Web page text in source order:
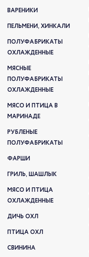
ВАРЕНИКИ
ПЕЛЬМЕНИ, ХИНКАЛИ
ПОЛУФАБРИКАТЫ
ОХЛАЖДЕННЫЕ
МЯСНЫЕ
ПОЛУФАБРИКАТЫ
ОХЛАЖДЕННЫЕ
МЯСО И ПТИЦА В
МАРИНАДЕ
РУБЛЕНЫЕ
ПОЛУФАБРИКАТЫ
ФАРШИ
ГРИЛЬ, ШАШЛЫК
МЯСО И ПТИЦА
ОХЛАЖДЕННЫЕ
ДИЧЬ ОХЛ
ПТИЦА ОХЛ
СВИНИНА